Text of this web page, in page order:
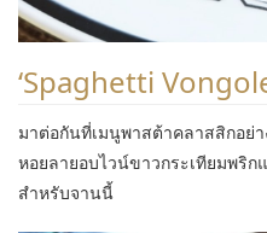
‘Spaghetti
มาต่อกันที่เมนูพาสต้าคลาสสิกอย่า
หอยลายอบไวน์ขาวกระเทียมพริ
สำหรับจานนี้